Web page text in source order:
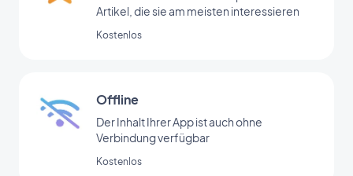
Artikel, die sie am meisten interessieren
Kostenlos
Offline
Der Inhalt Ihrer App ist auch ohne
Verbindung verfügbar
Kostenlos